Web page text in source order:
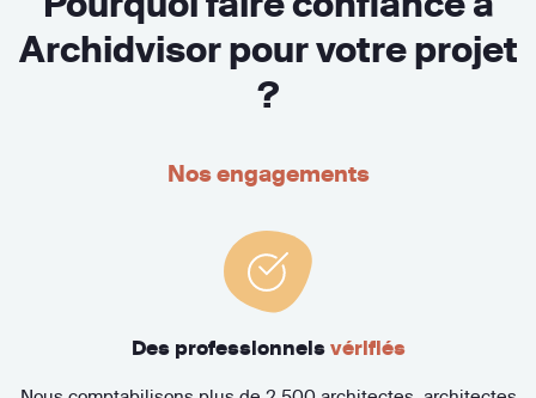
Archidvisor pour votre projet
?
Nos engagements
Des professionnels vérifiés